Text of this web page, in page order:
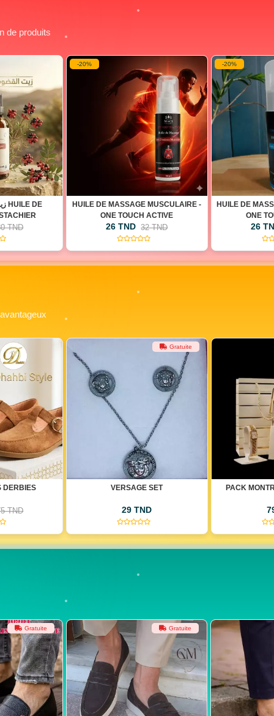
de produits
MUSCULAIRE -
ACTIVE
TND
-20%
HUILE DE MASSAGE ARTICULAIRE -
ONE TOUCH VITALE
26 TND 32 TND
-30%
CURE
36
SET
Gratuite
PACK MONTRE + PACK COEUR
79 TND
Gratuite Gratuite